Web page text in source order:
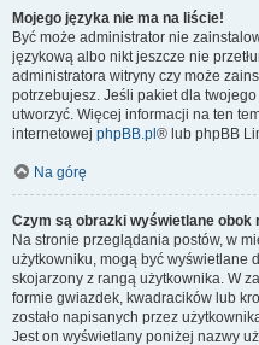
Mojego języka nie ma na liście!
Być może administrator nie
językową albo nikt jeszcze nie
administratora witryny czy może
potrzebujesz. Jeśli pakiet dla
utworzyć. Więcej informacji na ten
internetowej phpBB.pl ® lub phpBB
Na górę
Czym są obrazki wyświetlane obok
Na stronie przeglądania postów, w
użytkowniku, mogą być wyświetlane
skojarzony z rangą użytkownika. W
formie gwiazdek, kwadracików lub
zostało napisanych przez
Jest on wyświetlany poniżej nazwy